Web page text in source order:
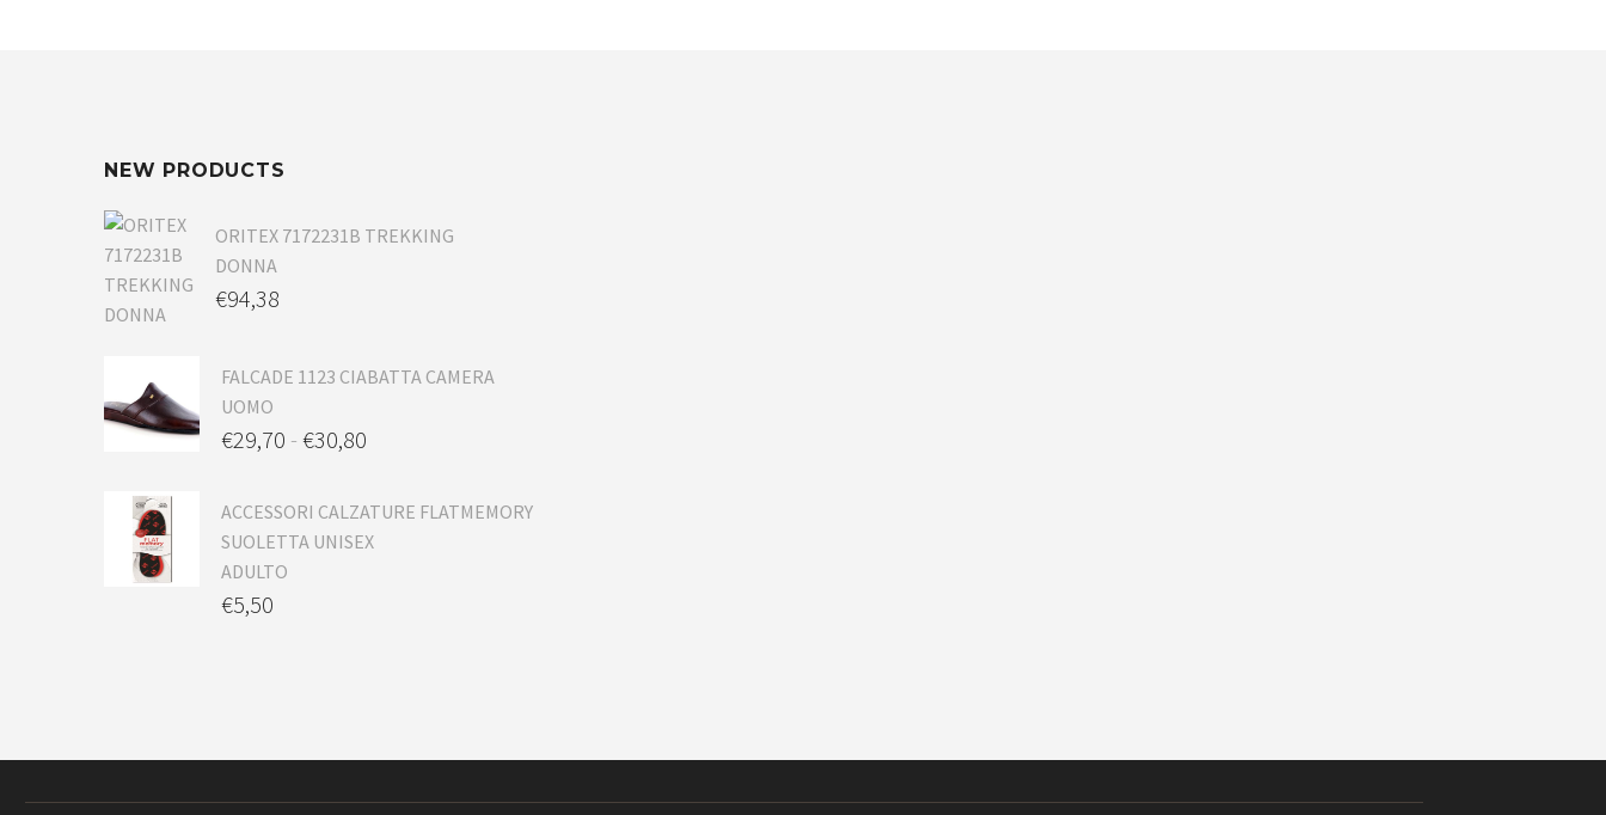
NEW PRODUCTS
ORITEX 7172231B TREKKING
DONNA
€94,38
FALCADE 1123 CIABATTA CAMERA
UOMO
€29,70 - €30,80
ACCESSORI CALZATURE FLATMEMORY
SUOLETTA UNISEX
ADULTO
€5,50